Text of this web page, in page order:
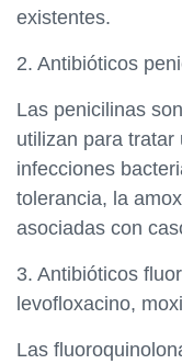
existentes.
2. Antibióticos
Las penicilinas
utilizan para
infecciones
tolerancia, la
asociadas con
3. Antibióticos
levofloxacino,
Las